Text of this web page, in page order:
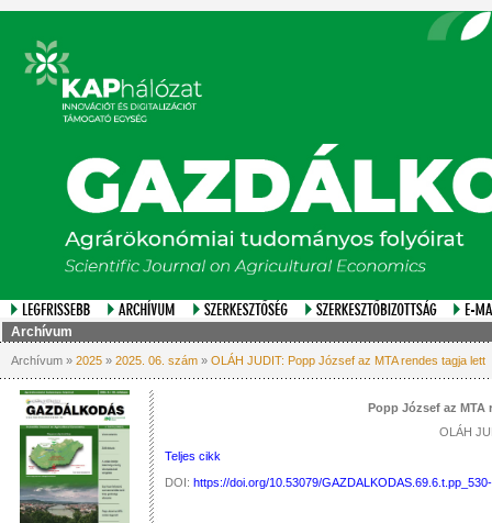
Archívum
Archívum » 2025 » 2025. 06. szám » OLÁH JUDIT: Popp József az MTA rendes tagja lett
Popp József az MTA
OLÁH
Teljes cikk
DOI: https://doi.org/10.53079/